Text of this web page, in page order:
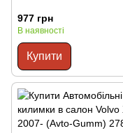
977 грн
В наявності
Купити